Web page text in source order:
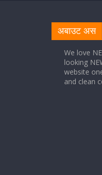
अबाउट अस
We love
looking
website
and clean